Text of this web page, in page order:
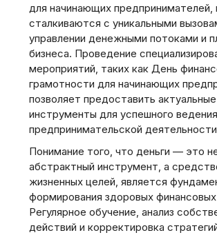
для начинающих предпринимателей‚
сталкиваются с уникальными
управлении денежными потоками и
бизнеса. Проведение
мероприятий‚ таких как День
грамотности для начинающих
позволяет предоставить актуальные
инструменты для успешного ведения
предпринимательской
Понимание того‚ что деньги — это
абстрактный инструмент‚ а
жизненных целей‚ является
формирования здоровых
Регулярное обучение‚ анализ
действий и корректировка